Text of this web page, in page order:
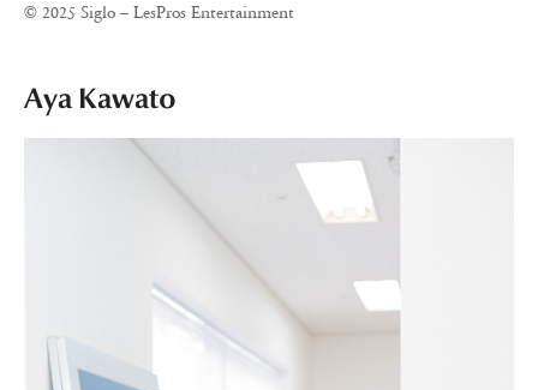
© 2025 Siglo – LesPros Entertainment
Aya Kawato